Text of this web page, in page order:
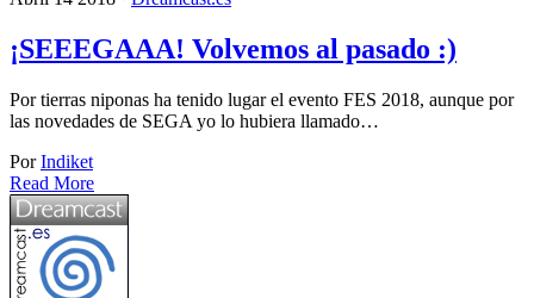
¡SEEEGAAA! Volvemos al pasado :)
Por tierras niponas ha tenido lugar el evento FES 2018, aunque por
las novedades de SEGA yo lo hubiera llamado…
PorIndiket
Read More